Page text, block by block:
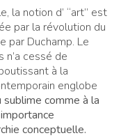
la notion d’ “art” est
par la révolution du
par Duchamp. Le
cessé de
à la
englobe
sublime comme à la
conceptuelle.